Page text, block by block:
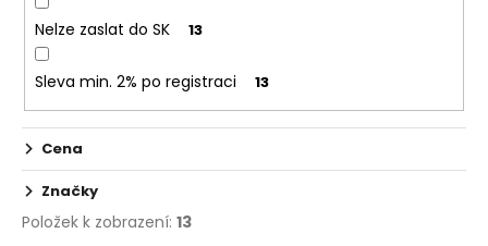
Nelze zaslat do SK 13
Sleva min. 2% po registraci 13
Cena
Značky
Položek k zobrazení: 13
u
e
ELF
BAR
ELFA